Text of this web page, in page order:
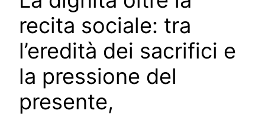
recita sociale: tra
l’eredità dei sacrifici e
la pressione del
presente,